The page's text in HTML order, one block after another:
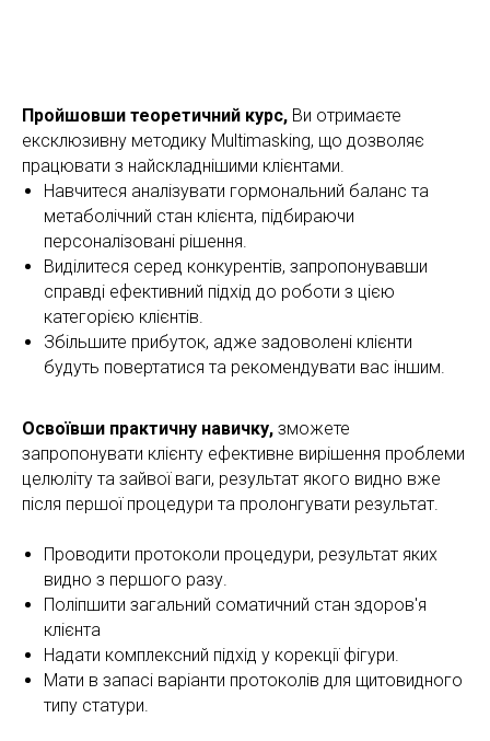
Пройшовши теоретичний курс, Ви отримаєте
ексклюзивну методику Multimasking, що дозволяє
працювати з найскладнішими клієнтами.
Навчитеся аналізувати гормональний баланс та
метаболічний стан клієнта, підбираючи
персоналізовані рішення.
Виділитеся серед конкурентів, запропонувавши
справді ефективний підхід до роботи з цією
категорією клієнтів.
Збільшите прибуток, адже задоволені клієнти
будуть повертатися та рекомендувати вас іншим.
Освоївши практичну навичку, зможете
запропонувати клієнту ефективне вирішення проблеми
целюліту та зайвої ваги, результат якого видно вже
після першої процедури та пролонгувати результат.
Проводити протоколи процедури, результат яких
видно з першого разу.
Поліпшити загальний соматичний стан здоров'я
клієнта
Надати комплексний підхід у корекції фігури.
Мати в запасі варіанти протоколів для щитовидного
типу статури.